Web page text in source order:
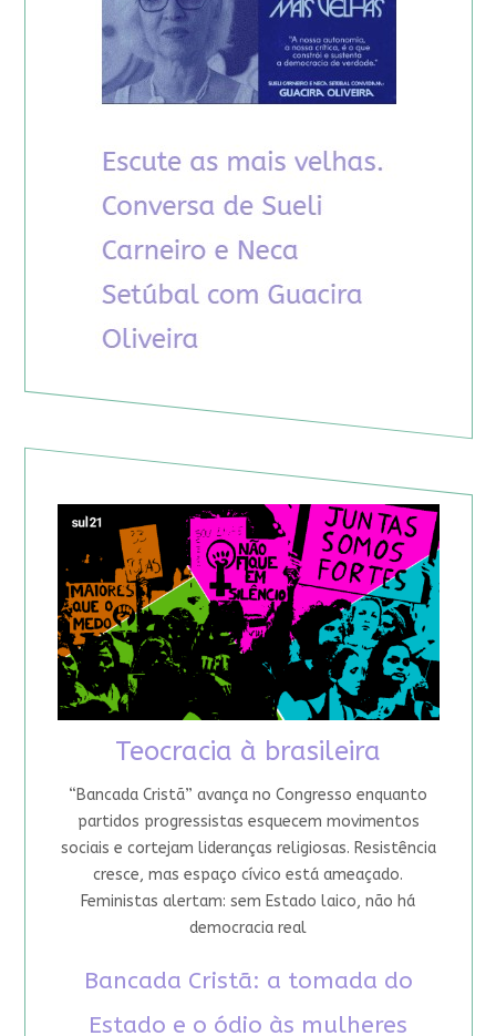
Teocracia à brasileira
“Bancada Cristã” avança no Congresso enquanto
partidos progressistas esquecem movimentos
sociais e cortejam lideranças religiosas. Resistência
cresce, mas espaço cívico está ameaçado.
Feministas alertam: sem Estado laico, não há
democracia real
Bancada Cristã: a tomada do
Estado e o ódio às mulheres